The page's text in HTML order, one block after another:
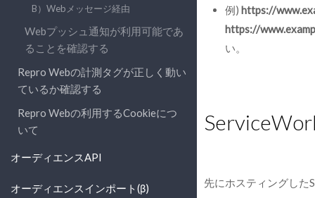
B）Webメッセージ経由
Webプッシュ通知が利用可能であ
ることを確認する
Repro Webの計測タグが正しく動い
ているか確認する
Repro Webの利用するCookieにつ
いて
オーディエンスAPI
オーディエンスインポート(β)
例) https://
https://
い。
先にホスティングした